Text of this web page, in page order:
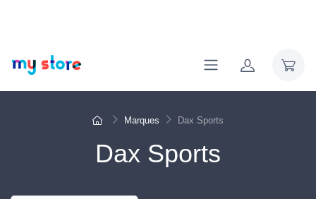
Marques Dax Sports
Dax Sports